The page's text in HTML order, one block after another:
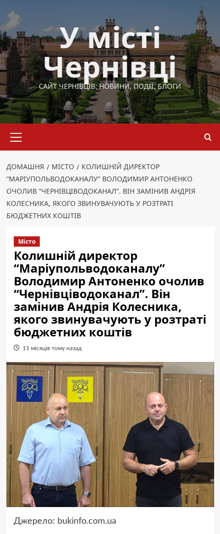
до
вмісту
У місті
Чернівці
САЙТ ЧЕРНІВЦІВ: НОВИНИ, ПОДІЇ, БЛОГИ
меню
ДОМАШНЯ МІСТО
КОЛИШНІЙ ДИРЕКТОР
“МАРІУПОЛЬВОДОКАНАЛУ” ВОЛОДИМИР АНТОНЕНКО
ОЧОЛИВ “ЧЕРНІВЦІВОДОКАНАЛ”. ВІН ЗАМІНИВ АНДРІЯ
КОЛЕСНИКА, ЯКОГО ЗВИНУВАЧУЮТЬ У РОЗТРАТІ
БЮДЖЕТНИХ КОШТІВ
Місто
Колишній директор
“Маріупольводоканалу”
Володимир Антоненко очолив
“Чернівціводоканал”. Він
замінив Андрія Колесника,
якого звинувачують у розтраті
бюджетних коштів
11 місяців тому назад
Джерело: bukinfo.com.ua